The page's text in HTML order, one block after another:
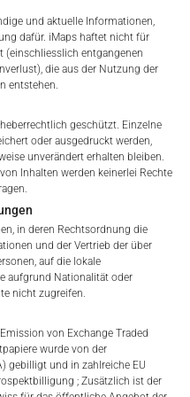
und aktuelle Informationen,
dafür. iMaps haftet nicht für
(einschliesslich entgangenen
die aus der Nutzung der
entstehen.
geschützt. Einzelne
oder ausgedruckt werden,
unverändert erhalten bleiben.
Inhalten werden keinerlei Rechte
in deren Rechtsordnung die
und der Vertrieb der über
auf die lokale
aufgrund Nationalität oder
nicht zugreifen.
von Exchange Traded
wurde von der
gebilligt und in zahlreiche EU
; Zusätzlich ist der
sind CfDs – Contract for
gehandelte Derivate,
über die Differenz in
abschließen. Der
angegeben.
z.B. „description=
es sich um einen CfD auf
ist die zwölfstellige
für Wertpapiere.
auch Fonds und ETFs
mit zwei Buchstaben für
oder der
emittierte
folgt regelmäßig
Kombination aus